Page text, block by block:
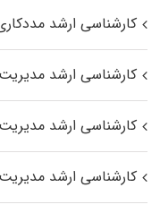
کارشناسی ارشد
کارشناسی ارشد
کارشناسی ارشد مدیریت
کارشناسی ارشد